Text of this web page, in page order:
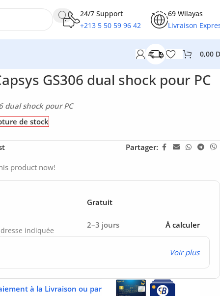
24/7 Support
+213 5 50 59 96 42
69 Wilayas
Livraison
0,00
GS306 dual shock pour PC
dual shock pour PC
de stock
Partager:
product now!
Gratuit
indiquée
2–3 jours À calculer
Voir plus
à la Livraison ou par